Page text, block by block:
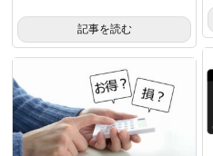
記事を読む